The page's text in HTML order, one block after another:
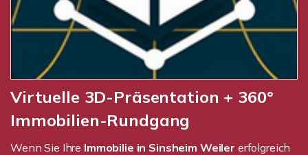
Virtuelle 3D-Präsentation + 360°
Immobilien-Rundgang
Wenn Sie Ihre Immobilie in Sinsheim Weiler erfolgreich